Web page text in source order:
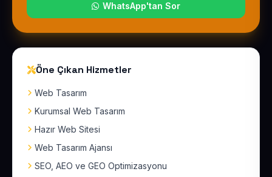
WhatsApp'tan Sor
Öne Çıkan Hizmetler
Web Tasarım
Kurumsal Web Tasarım
Hazır Web Sitesi
Web Tasarım Ajansı
SEO, AEO ve GEO Optimizasyonu